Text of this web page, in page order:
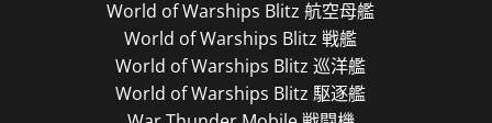
World of Warships Blitz 航空母艦
World of Warships Blitz 戦艦
World of Warships Blitz 巡洋艦
World of Warships Blitz 駆逐艦